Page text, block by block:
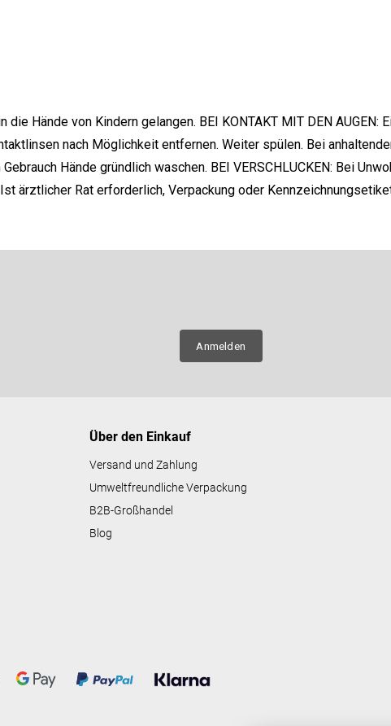
Hände von Kindern gelangen. BEI KONTAKT MIT DEN AUGEN:
nach Möglichkeit entfernen. Weiter spülen. Bei
Hände gründlich waschen. BEI VERSCHLUCKEN: Bei
ärztlicher Rat erforderlich, Verpackung oder
Anmelden
Über den Einkauf
Versand und Zahlung
Umweltfreundliche Verpackung
B2B-Großhandel
Blog